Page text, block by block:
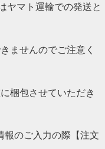
ヤマト運輸での発送と
ませんのでご注意く
梱包させていただき
のご入力の際【注文